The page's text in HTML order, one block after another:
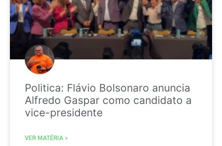
Politica: Flávio Bolsonaro anuncia
Alfredo Gaspar como candidato a
vice-presidente
VER MATÉRIA »